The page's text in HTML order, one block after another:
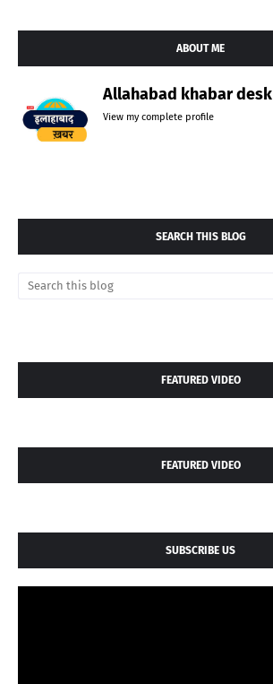
ABOUT ME
Allahabad khabar desk
View my complete profile
SEARCH THIS BLOG
FEATURED VIDEO
FEATURED VIDEO
SUBSCRIBE US